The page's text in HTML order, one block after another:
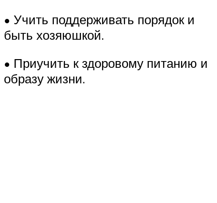
• Учить поддерживать порядок и
быть хозяюшкой.
• Приучить к здоровому питанию и
образу жизни.